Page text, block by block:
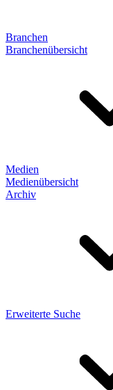
Branchen
Branchenübersicht
Medien
Medienübersicht
Archiv
Erweiterte Suche